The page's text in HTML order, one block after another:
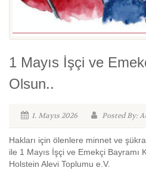
1 Mayıs İşçi ve
Olsun..
1. Mayıs 2026 Posted By:
Hakları için ölenlere minnet ve
ile 1 Mayıs İşçi ve Emekçi Bayramı
Holstein Alevi Toplumu e.V.